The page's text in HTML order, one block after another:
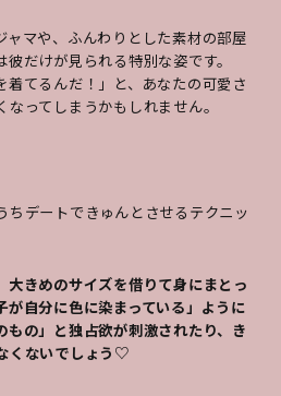
ャマや、ふんわりとした素材の部屋
だけが見られる特別な姿です。
着てるんだ！」と、あなたの可愛さ
ってしまうかもしれません。
ちデートできゅんとさせるテクニッ
大きめのサイズを借りて身にまとっ
が自分に色に染まっている」ように
の」と独占欲が刺激されたり、き
くないでしょう♡